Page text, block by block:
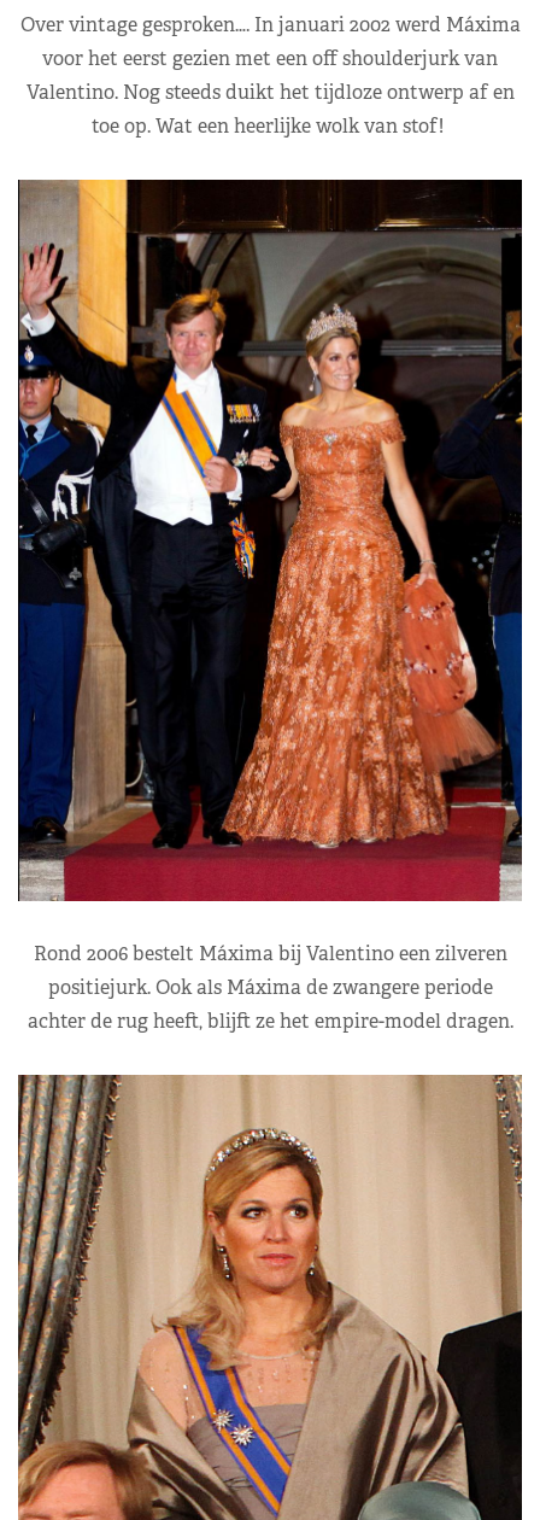
Over vintage gesproken…. In januari 2002 werd Máxima
voor het eerst gezien met een off shoulderjurk van
Valentino. Nog steeds duikt het tijdloze ontwerp af en
toe op. Wat een heerlijke wolk van stof!
Rond 2006 bestelt Máxima bij Valentino een zilveren
positiejurk. Ook als Máxima de zwangere periode
achter de rug heeft, blijft ze het empire-model dragen.